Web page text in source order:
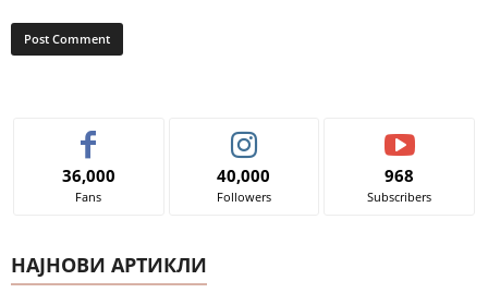
36,000
Fans
40,000
Followers
968
Subscribers
НАЈНОВИ АРТИКЛИ